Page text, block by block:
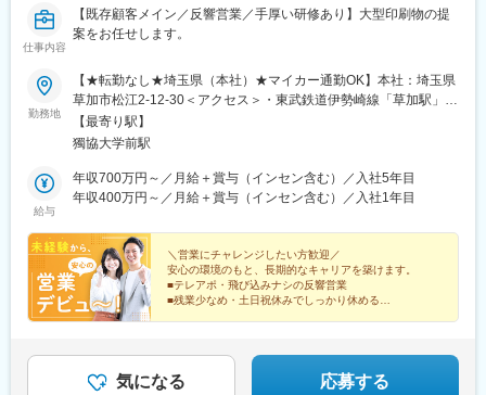
仕事内容
【既存顧客メイン／反響営業／手厚い研修あり】大型印刷物の提
案をお任せします。
勤務地
【★転勤なし★埼玉県（本社）★マイカー通勤OK】本社：埼玉県
草加市松江2-12-30＜アクセス＞・東武鉄道伊勢崎線「草加駅」か
ら車で9分・東武鉄道伊勢崎線「獨協大学前駅」から車で11分※受
動喫煙対策あり※マイカー・バイク・自転車通勤OK└ 通勤用自転
【最寄り駅】
獨協大学前駅
給与
年収700万円～／月給＋賞与（インセン含む）／入社5年目
年収400万円～／月給＋賞与（インセン含む）／入社1年目
＼営業にチャレンジしたい方歓迎／
安心の環境のもと、長期的なキャリアを築けます。
■テレアポ・飛び込みナシの反響営業
■残業少なめ・土日祝休みでしっかり休める
気になる 応募する